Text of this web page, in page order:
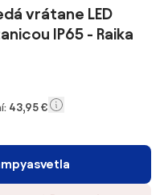
vrátane LED
IP65 - Raika
43,95 €